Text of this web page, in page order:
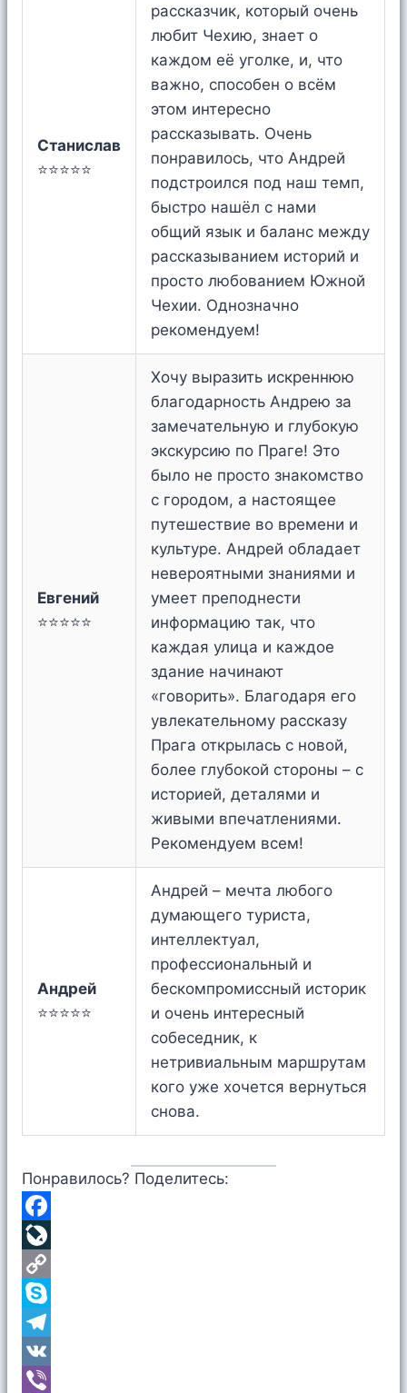
Станислав
⭐⭐⭐⭐⭐
рассказчик, который очень
любит Чехию, знает о
каждом её уголке, и, что
важно, способен о всём
этом интересно
рассказывать. Очень
понравилось, что Андрей
подстроился под наш темп,
быстро нашёл с нами
общий язык и баланс между
рассказыванием историй и
просто любованием Южной
Чехии. Однозначно
рекомендуем!
Евгений
⭐⭐⭐⭐⭐
Хочу выразить искреннюю
благодарность Андрею за
замечательную и глубокую
экскурсию по Праге! Это
было не просто знакомство
с городом, а настоящее
путешествие во времени и
культуре. Андрей обладает
невероятными знаниями и
умеет преподнести
информацию так, что
каждая улица и каждое
здание начинают
«говорить». Благодаря его
увлекательному рассказу
Прага открылась с новой,
более глубокой стороны – с
историей, деталями и
живыми впечатлениями.
Рекомендуем всем!
Андрей
⭐⭐⭐⭐⭐
Андрей – мечта любого
думающего туриста,
интеллектуал,
профессиональный и
бескомпромиссный историк
и очень интересный
собеседник, к
нетривиальным маршрутам
кого уже хочется вернуться
снова.
Понравилось? Поделитесь:
F
a
c
e
b
o
L
v
e
J
C
o
p
y
S
k
y
T
e
V